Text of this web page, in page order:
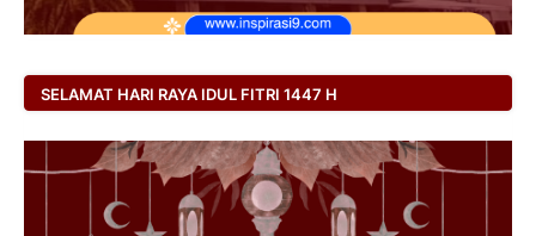
SELAMAT HARI RAYA IDUL FITRI 1447 H